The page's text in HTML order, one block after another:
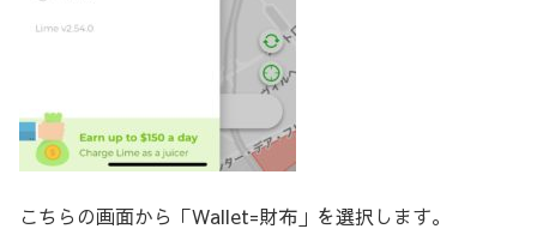
こちらの画面から「Wallet=財布」を選択します。